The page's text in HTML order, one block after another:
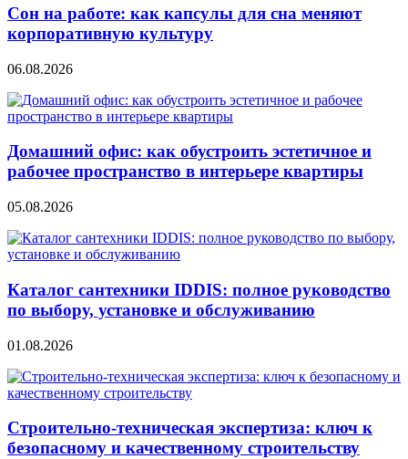
Сон на работе: как капсулы для сна меняют
корпоративную культуру
06.08.2026
Домашний офис: как обустроить эстетичное и
рабочее пространство в интерьере квартиры
05.08.2026
Каталог сантехники IDDIS: полное руководство
по выбору, установке и обслуживанию
01.08.2026
Строительно‑техническая экспертиза: ключ к
безопасному и качественному строительству